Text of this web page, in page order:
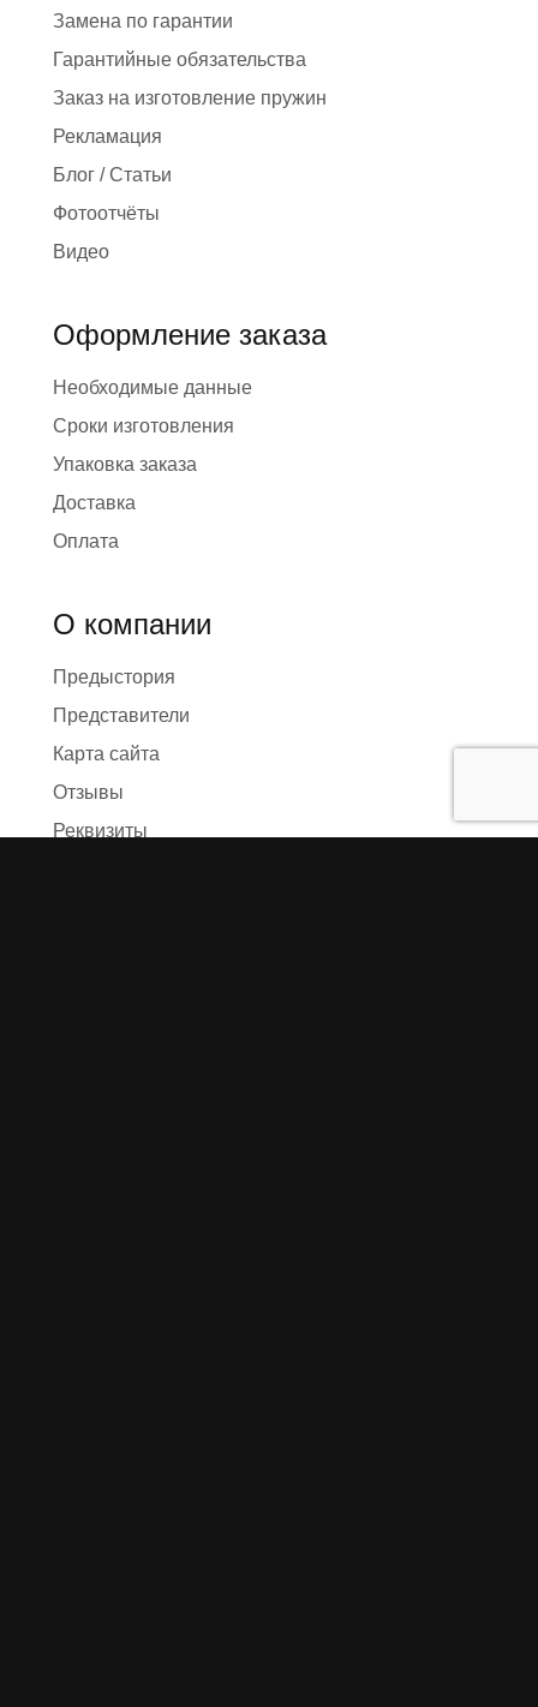
Замена по гарантии
Гарантийные обязательства
Заказ на изготовление пружин
Рекламация
Блог / Статьи
Фотоотчёты
Видео
Оформление заказа
Необходимые данные
Сроки изготовления
Упаковка заказа
Доставка
Оплата
О компании
Предыстория
Представители
Карта сайта
Отзывы
Реквизиты